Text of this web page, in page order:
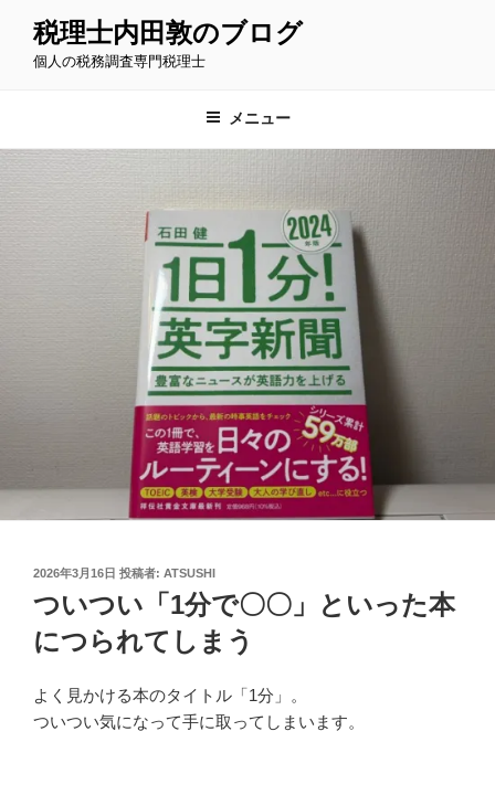
ス
キ
ッ
税理士内田敦のブログ
個人の税務調査専門税理士
メニュー
投
日:
2026年3月16日 投稿者: ATSUSHI
ついつい「1分で〇〇」といった本
につられてしまう
よく見かける本のタイトル「1分」。
ついつい気になって手に取ってしまいます。